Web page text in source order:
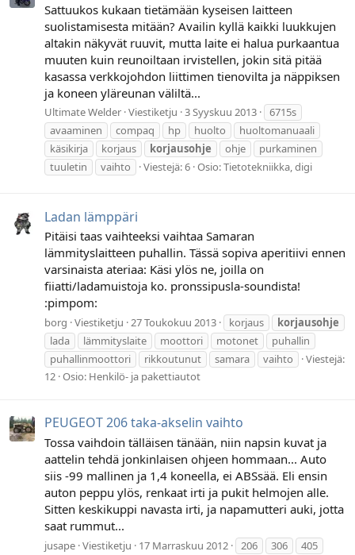
Sattuukos kukaan tietämään kyseisen laitteen
suolistamisesta mitään? Availin kyllä kaikki luukkujen
altakin näkyvät ruuvit, mutta laite ei halua purkaantua
muuten kuin reunoiltaan irvistellen, jokin sitä pitää
kasassa verkkojohdon liittimen tienovilta ja näppiksen
ja koneen yläreunan väliltä...
Ultimate Welder Viestiketju 3 Syyskuu 2013
6715s
avaaminen
compaq hp huolto
huoltomanuaali
käsikirja
korjaus korjausohje ohje
purkaminen
tuuletin
vaihto Viestejä: 6 Osio:Tietotekniikka, digi
Ladan lämppäri
Pitäisi taas vaihteeksi vaihtaa Samaran
lämmityslaitteen puhallin. Tässä sopiva aperitiivi ennen
varsinaista ateriaa: Käsi ylös ne, joilla on
fiiatti/ladamuistoja ko. pronssipusla-soundista!
:pimpom:
borg Viestiketju 27 Toukokuu 2013 korjaus
korjausohje
lada
lämmityslaite moottori motonet
puhallin
puhallinmoottori
rikkoutunut samara vaihto
Viestejä:
12 Osio: Henkilö- ja pakettiautot
PEUGEOT 206 taka-akselin vaihto
Tossa vaihdoin tälläisen tänään, niin napsin kuvat ja
aattelin tehdä jonkinlaisen ohjeen hommaan... Auto
siis -99 mallinen ja 1,4 koneella, ei ABSsää. Eli ensin
auton peppu ylös, renkaat irti ja pukit helmojen alle.
Sitten keskikuppi navasta irti, ja napamutteri auki, jotta
saat rummut...
jusape Viestiketju 17 Marraskuu 2012 206 306
405